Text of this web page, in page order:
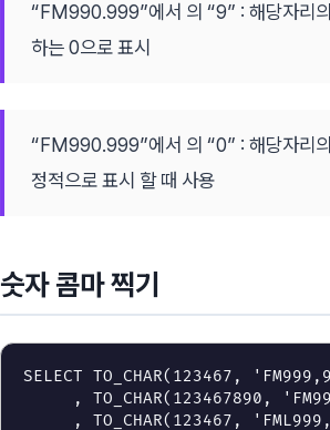
“FM990.999”에서 의 “9” : 해당자리
하는 0으로 표시
“FM990.999”에서 의 “0” : 해당자리
정적으로 표시 할 때 사용
숫자 콤마 찍기
SELECT TO_CHAR( 123467 ,
,
TO_CHAR( 123467890 ,
,
TO_CHAR( 123467 ,